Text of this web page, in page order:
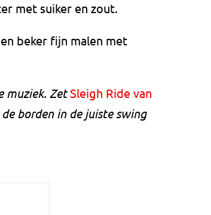
met suiker en zout.
beker fijn malen met
muziek. ZetSleigh Ride van
borden in de juiste swing